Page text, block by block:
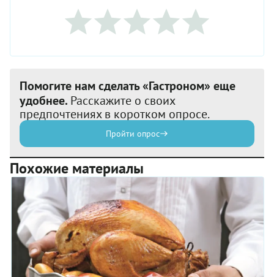
Помогите нам сделать «Гастроном» еще
удобнее. Расскажите о своих
предпочтениях в коротком опросе.
Пройти опрос
Похожие материалы